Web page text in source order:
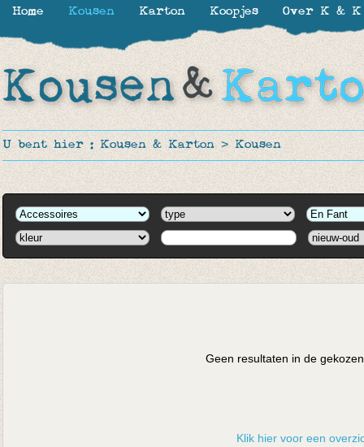
U bent hier : Kousen & Karton > Kousen
Geen resultaten in de
Klik hier voor een
Home Kousen Karton Koopjes Over K & K